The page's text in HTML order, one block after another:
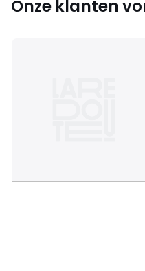
Onze klanten